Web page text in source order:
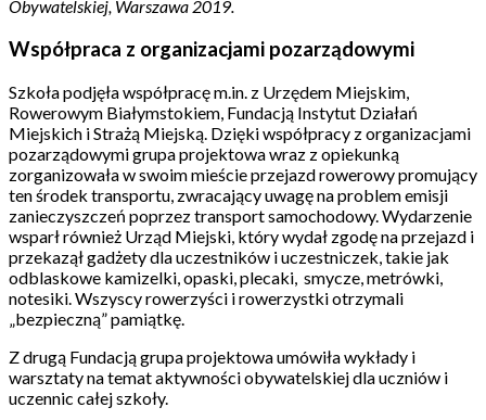
Obywatelskiej, Warszawa 2019.
Współpraca z organizacjami pozarządowymi
Szkoła podjęła współpracę m.in. z Urzędem Miejskim,
Rowerowym Białymstokiem, Fundacją Instytut Działań
Miejskich i Strażą Miejską. Dzięki współpracy z organizacjami
pozarządowymi grupa projektowa wraz z opiekunką
zorganizowała w swoim mieście przejazd rowerowy promujący
ten środek transportu, zwracający uwagę na problem emisji
zanieczyszczeń poprzez transport samochodowy. Wydarzenie
wsparł również Urząd Miejski, który wydał zgodę na przejazd i
przekazął gadżety dla uczestników i uczestniczek, takie jak
odblaskowe kamizelki, opaski, plecaki, smycze, metrówki,
notesiki. Wszyscy rowerzyści i rowerzystki otrzymali
„bezpieczną” pamiątkę.
Z drugą Fundacją grupa projektowa umówiła wykłady i
warsztaty na temat aktywności obywatelskiej dla uczniów i
uczennic całej szkoły.